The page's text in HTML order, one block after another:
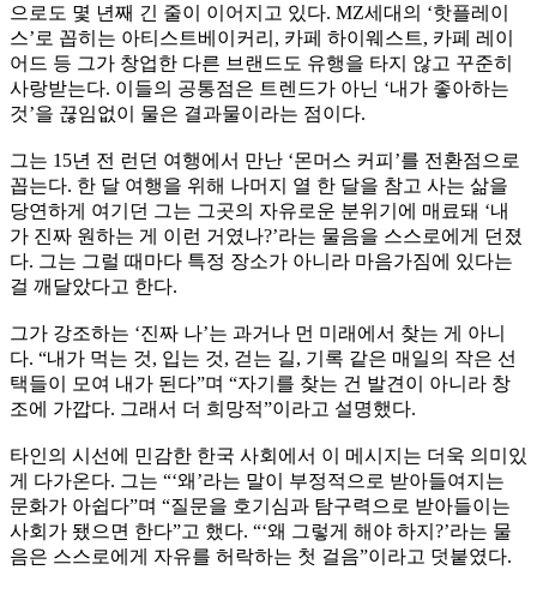
으로도 몇 년째 긴 줄이 이어지고 있다. MZ세대의 ‘핫플레이
스’로 꼽히는 아티스트베이커리, 카페 하이웨스트, 카페 레이
어드 등 그가 창업한 다른 브랜드도 유행을 타지 않고 꾸준히
사랑받는다. 이들의 공통점은 트렌드가 아닌 ‘내가 좋아하는
것’을 끊임없이 물은 결과물이라는 점이다.
그는 15년 전 런던 여행에서 만난 ‘몬머스 커피’를 전환점으로
꼽는다. 한 달 여행을 위해 나머지 열 한 달을 참고 사는 삶을
당연하게 여기던 그는 그곳의 자유로운 분위기에 매료돼 ‘내
가 진짜 원하는 게 이런 거였나?’라는 물음을 스스로에게 던졌
다. 그는 그럴 때마다 특정 장소가 아니라 마음가짐에 있다는
걸 깨달았다고 한다.
그가 강조하는 ‘진짜 나’는 과거나 먼 미래에서 찾는 게 아니
다. “내가 먹는 것, 입는 것, 걷는 길, 기록 같은 매일의 작은 선
택들이 모여 내가 된다”며 “자기를 찾는 건 발견이 아니라 창
조에 가깝다. 그래서 더 희망적”이라고 설명했다.
타인의 시선에 민감한 한국 사회에서 이 메시지는 더욱 의미있
게 다가온다. 그는 “‘왜’라는 말이 부정적으로 받아들여지는
문화가 아쉽다”며 “질문을 호기심과 탐구력으로 받아들이는
사회가 됐으면 한다”고 했다. “‘왜 그렇게 해야 하지?’라는 물
음은 스스로에게 자유를 허락하는 첫 걸음”이라고 덧붙였다.